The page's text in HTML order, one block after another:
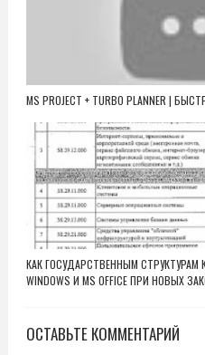
MS PROJECT + TURBO PLANNER |
КАК ГОСУДАРСТВЕННЫМ СТРУКТУРАМ
WINDOWS И MS OFFICE ПРИ НОВЫХ
ОСТАВЬТЕ КОММЕНТАРИЙ